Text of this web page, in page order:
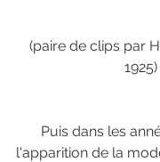
(paire de clips par
1925)
l'apparition de la